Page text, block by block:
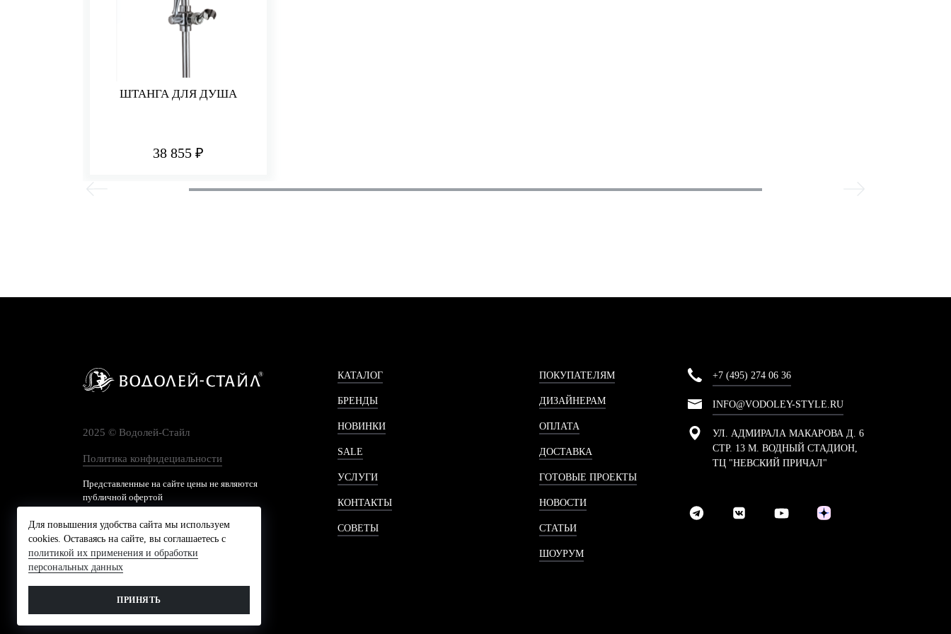
ШТАНГА ДЛЯ ДУША
38 855 ₽
2025 © Водолей-Cтайл
Политика конфидециальности
Представленные на сайте цены не являются
публичной офертой
КАТАЛОГ
БРЕНДЫ
НОВИНКИ
SALE
УСЛУГИ
КОНТАКТЫ
СОВЕТЫ
ПОКУПАТЕЛЯМ
ДИЗАЙНЕРАМ
ОПЛАТА
ДОСТАВКА
ГОТОВЫЕ ПРОЕКТЫ
НОВОСТИ
СТАТЬИ
ШОУРУМ
+7 (495) 274 06 36
INFO@VODOLEY-STYLE.RU
УЛ. АДМИРАЛА МАКАРОВА Д. 6
СТР. 13 М. ВОДНЫЙ СТАДИОН,
ТЦ "НЕВСКИЙ ПРИЧАЛ"
Для повышения удобства сайта мы используем
cookies. Оставаясь на сайте, вы соглашаетесь с
политикой их применения и обработки
персональных данных
ПРИНЯТЬ